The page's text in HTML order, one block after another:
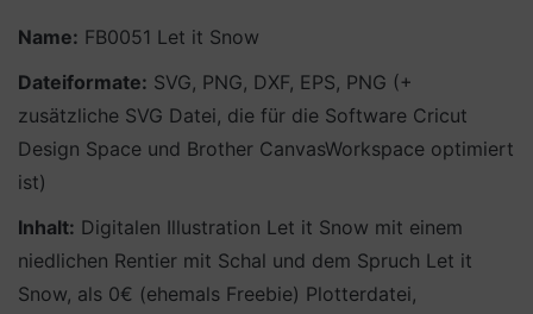
Name: FB0051 Let it Snow
Dateiformate: SVG, PNG, DXF, EPS, PNG (+
zusätzliche SVG Datei, die für die Software Cricut
Design Space und Brother CanvasWorkspace optimiert
ist)
Inhalt: Digitalen Illustration Let it Snow mit einem
niedlichen Rentier mit Schal und dem Spruch Let it
Snow, als 0€ (ehemals Freebie) Plotterdatei,